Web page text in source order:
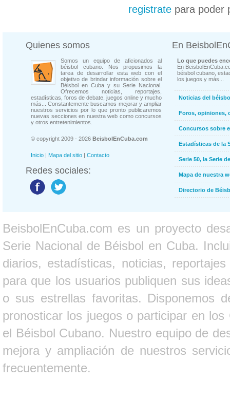
registrate para poder
Quienes somos
Somos un equipo de aficionados al
béisbol cubano. Nos propusimos la
tarea de desarrollar esta web con el
objetivo de brindar información sobre el
Béisbol en Cuba y su Serie Nacional.
Ofrecemos noticias, reportajes,
estadísticas, foros de debate, juegos online y mucho
más... Constantemente buscamos mejorar y ampliar
nuestros servicios por lo que pronto publicaremos
nuevas secciones en nuestra web como concursos
y otros entretenimientos.
© copyright 2009 - 2026 BeisbolEnCuba.com
Inicio | Mapa del sitio | Contacto
Redes sociales:
En
Lo que puedes
En
béisbol cubano,
los juegos y más...
Noticias del
Foros, opiniones,
Concursos sobre
Estadísticas de la
Serie 50, la Serie
Mapa de nuestra
Directorio de
BeisbolEnCuba.com es un proyecto
Serie Nacional de Béisbol en Cuba.
diarios, estadísticas, noticias,
para que los usuarios publiquen sus
o sus estrellas favoritas. Disponemos
pronosticar los juegos o participar en
el Béisbol Cubano. Nuestro equipo de
mejora y ampliación de nuestros
frecuentemente.